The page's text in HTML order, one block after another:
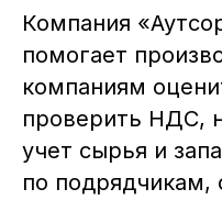
Компания
помогает
компаниям
проверить НДС,
учет сырья и
по подрядчикам,